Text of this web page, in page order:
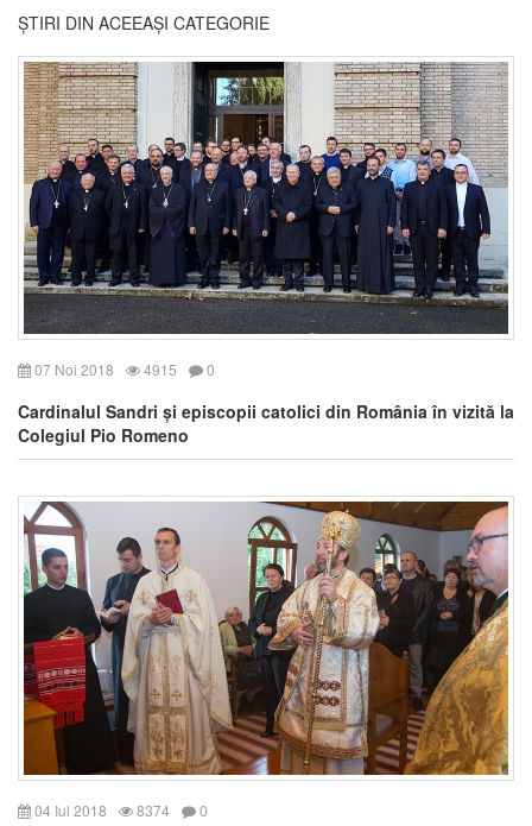
ȘTIRI DIN ACEEAȘI CATEGORIE
07 Noi 2018 4915 0
Cardinalul Sandri și episcopii catolici din România în vizită la
Colegiul Pio Romeno
04 Iul 2018 8374 0